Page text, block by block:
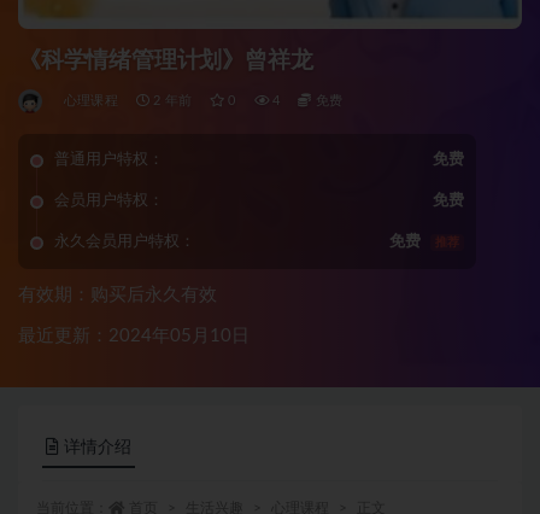
《科学情绪管理计划》曾祥龙
心理课程 2 年前 0 4 免费
普通用户特权： 免费
会员用户特权： 免费
永久会员用户特权： 免费 推荐
有效期：购买后永久有效
最近更新：2024年05月10日
详情介绍